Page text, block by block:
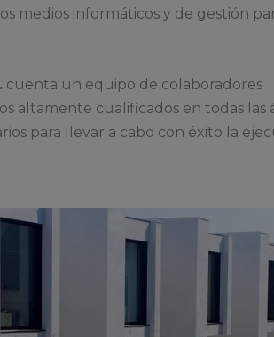
medios informáticos y de gestión
cuenta un equipo de colaboradores
altamente cualificados en todas las
para llevar a cabo con éxito la